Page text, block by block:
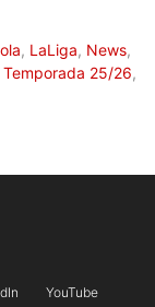
, LaLiga, News,
Temporada 25/26,
YouTube